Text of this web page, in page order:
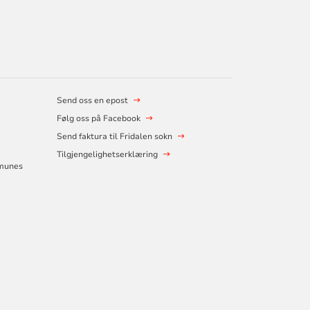
Send oss en epost
Følg oss på Facebook
Send faktura til Fridalen sokn
Tilgjengelighetserklæring